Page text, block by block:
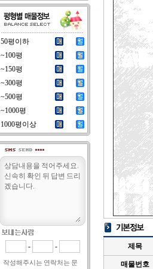
50평이하
~100평
~150평
~300평
~500평
~1000평
1000평이상
- -
작성해주시는 연락처는 문
제목
매물번호